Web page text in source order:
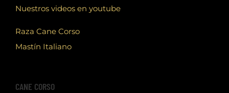
Nuestros videos en youtube
Raza Cane Corso
Mastín Italiano
CANE CORSO